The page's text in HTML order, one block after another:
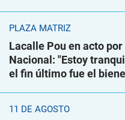
PLAZA MATRIZ
Lacalle Pou en acto
Nacional: "Estoy
el fin último fue el
11 DE AGOSTO